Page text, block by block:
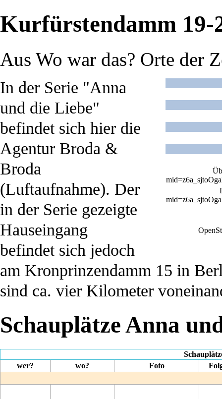
Kurfürstendamm 19-
Aus Wo war das? Orte der
In der Serie "Anna
und die Liebe"
befindet sich hier die
Agentur Broda &
Broda
(Luftaufnahme). Der
in der Serie gezeigte
Hauseingang
befindet sich jedoch
am Kronprinzendamm 15 in
sind ca. vier Kilometer
Schauplätze Anna
wer?
wo? Foto